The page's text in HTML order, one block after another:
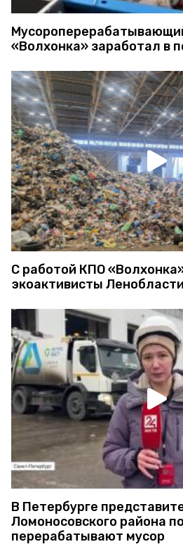
«Волхонка» заработал в
С работой КПО
экоактивисты Ленобласти
В Петербурге
Ломоносовского района
перерабатывают мусор